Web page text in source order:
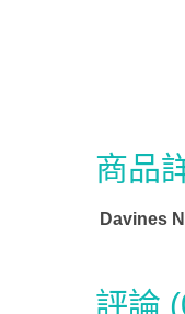
商品
Davines
評論